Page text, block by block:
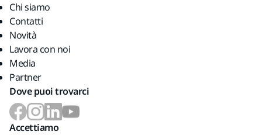
Chi siamo
Contatti
Novità
Lavora con noi
Media
Partner
Dove puoi trovarci
Accettiamo